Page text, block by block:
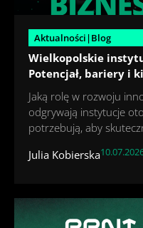
Aktualności|Blog
Wielkopolskie
Potencjał, bariery i
Jaką rolę w rozwoju
odgrywają instytucje
potrzebują, aby
Julia Kobierska